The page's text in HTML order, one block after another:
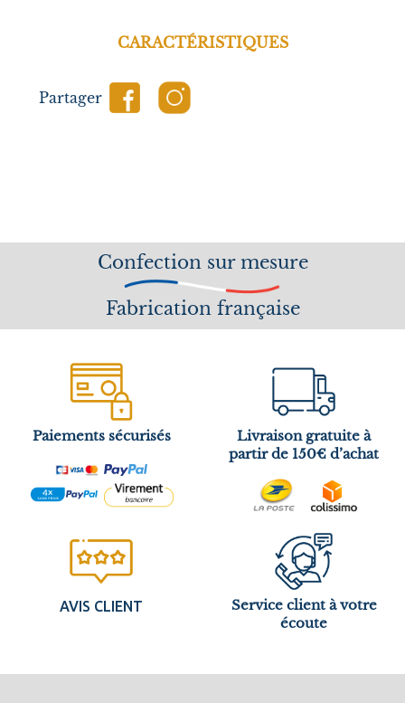
CARACTÉRISTIQUES
Partager
Confection sur mesure
Fabrication française
Paiements sécurisés
Livraison gratuite à
partir de 150€ d’achat
AVIS CLIENT
Service client à votre
écoute